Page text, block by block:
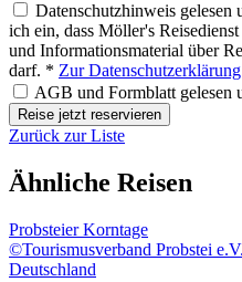
Datenschutzhinweis
ich ein, dass Möller's
und Informationsmaterial über
darf. * Zur Datenschutzerklärung
AGB und Formblatt gelesen
Reise jetzt reservieren
Zurück zur Liste
Ähnliche Reisen
Probsteier Korntage
©Tourismusverband Probstei e.V.
Deutschland